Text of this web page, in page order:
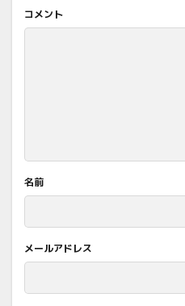
コメント
名前
メールアドレス